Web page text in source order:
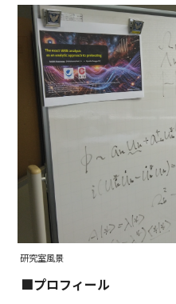
研究室風景
■プロフィール